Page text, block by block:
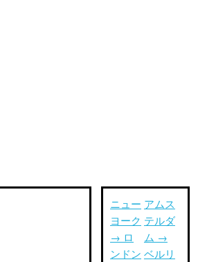
ニュー
ヨーク
→ ロ
ンドン
アムス
テルダ
ム →
ベルリ